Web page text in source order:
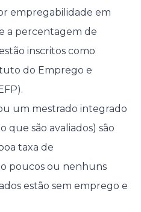
empregabilidade em
a percentagem de
inscritos como
do Emprego e
um mestrado integrado
que são avaliados) são
taxa de
poucos ou nenhuns
estão sem emprego e